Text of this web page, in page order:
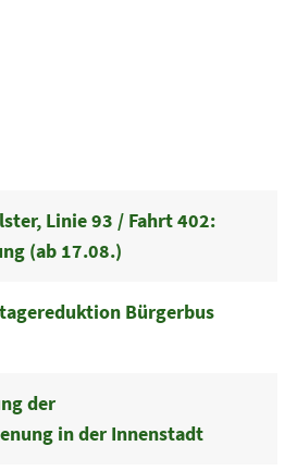
Linie 93 / Fahrt 402:
(ab 17.08.)
Bürgerbus
der
in der Innenstadt